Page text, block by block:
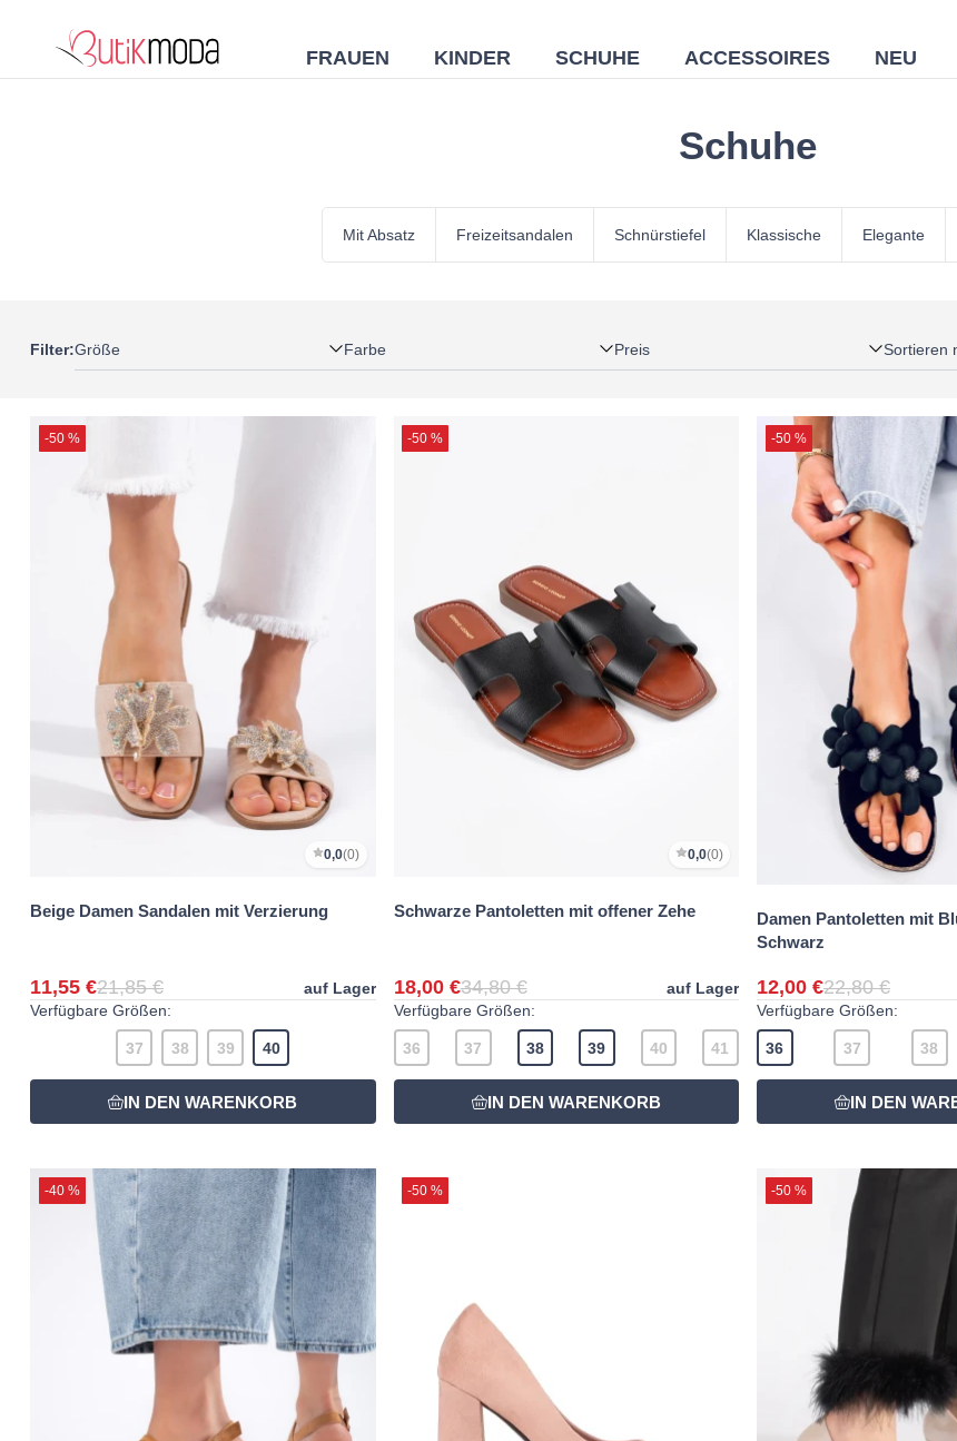
FRAUEN KINDER SCHUHE ACCESSOIRES NEU
Schuhe
Mit Absatz Freizeitsandalen Schnürstiefel Klassische Elegante
Filter:Größe Farbe Preis Sortieren
-50 %
0,0(0)
Beige Damen Sandalen mit Verzierung
11,55 €21,85 €
auf Lager
Verfügbare Größen:
37 38 39 40
-50 %
0,0(0)
Schwarze Pantoletten mit offener Zehe
18,00 €34,80 €
auf Lager
Verfügbare Größen:
36 37 38 39 40 41
-50 %
Damen Pantoletten mit
Schwarz
12,00 €22,80 €
Verfügbare Größen:
36 37 38
-40 % -50 % -50 %